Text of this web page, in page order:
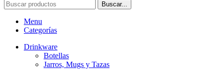
Buscar...
Menu
Categorías
Drinkware
Botellas
Jarros, Mugs y Tazas